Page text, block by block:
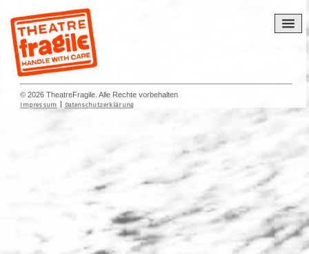
© 2026 TheatreFragile. Alle Rechte vorbehalten
Impressum Datenschutzerklärung